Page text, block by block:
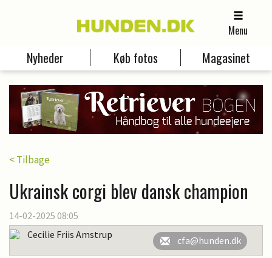
Menu
Nyheder Køb fotos Magasinet
< Tilbage
Ukrainsk corgi blev dansk champion
14-02-2025 08:05
Cecilie Friis Amstrup
cfa@hunden.dk